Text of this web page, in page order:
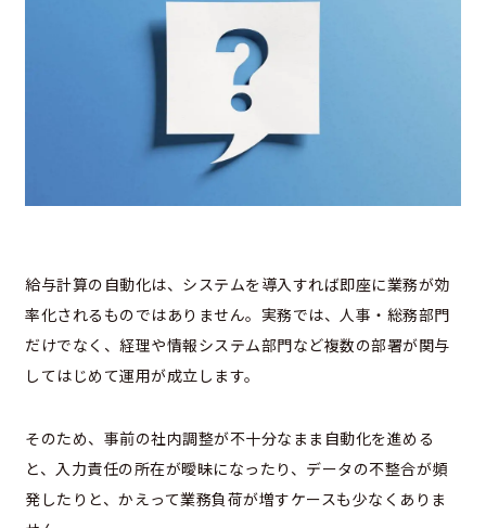
給与計算の自動化は、システムを導入すれば即座に業務が効
率化されるものではありません。実務では、人事・総務部門
だけでなく、経理や情報システム部門など複数の部署が関与
してはじめて運用が成立します。
そのため、事前の社内調整が不十分なまま自動化を進める
と、入力責任の所在が曖昧になったり、データの不整合が頻
発したりと、かえって業務負荷が増すケースも少なくありま